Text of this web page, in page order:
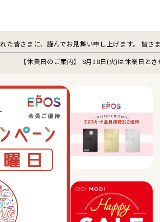
た皆さまに、謹んでお見舞い申し上げます。 皆さ
【休業日のご案内】 8月18日(火)は休業日とさ